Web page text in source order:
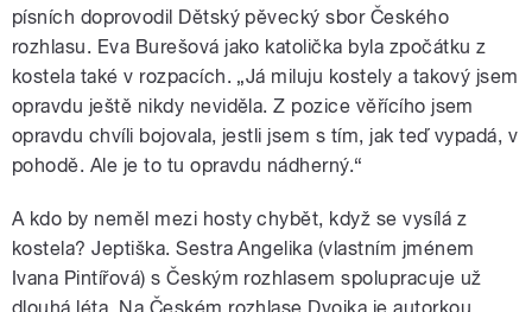
písních doprovodil Dětský pěvecký sbor Českého
rozhlasu. Eva Burešová jako katolička byla zpočátku z
kostela také v rozpacích. „Já miluju kostely a takový jsem
opravdu ještě nikdy neviděla. Z pozice věřícího jsem
opravdu chvíli bojovala, jestli jsem s tím, jak teď vypadá, v
pohodě. Ale je to tu opravdu nádherný.“
A kdo by neměl mezi hosty chybět, když se vysílá z
kostela? Jeptiška. Sestra Angelika (vlastním jménem
Ivana Pintířová) s Českým rozhlasem spolupracuje už